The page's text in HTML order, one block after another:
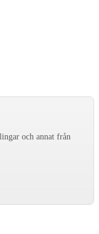
och annat från